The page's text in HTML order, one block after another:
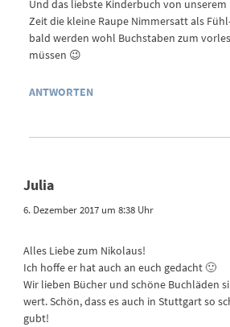
Und das liebste Kinderbuch von
Zeit die kleine Raupe Nimmersatt als
bald werden wohl Buchstaben zum
müssen 😉
ANTWORTEN
Julia
6. Dezember 2017 um 8:38 Uhr
Alles Liebe zum Nikolaus!
Ich hoffe er hat auch an euch gedacht 🙂
Wir lieben Bücher und schöne Buchläden
wert. Schön, dass es auch in Stuttgart so
gubt!